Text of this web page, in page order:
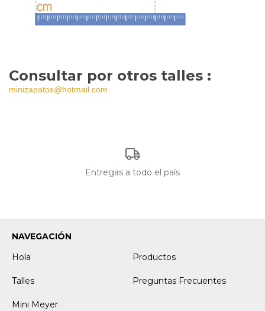
Consultar por otros talles :
minizapatos@hotmail.com
Entregas a todo el país
NAVEGACIÓN
Hola
Productos
Talles Preguntas Frecuentes
Mini Meyer